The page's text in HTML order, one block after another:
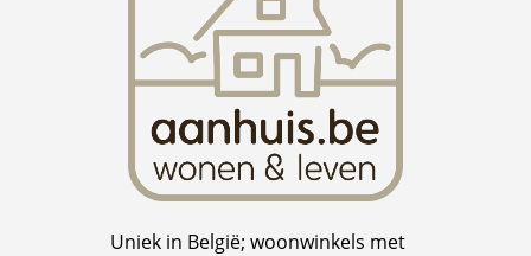
Uniek in België; woonwinkels met